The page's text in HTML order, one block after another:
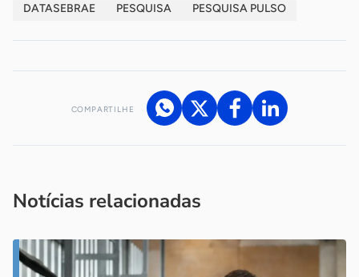
DATASEBRAE PESQUISA PESQUISA PULSO
COMPARTILHE
Notícias relacionadas